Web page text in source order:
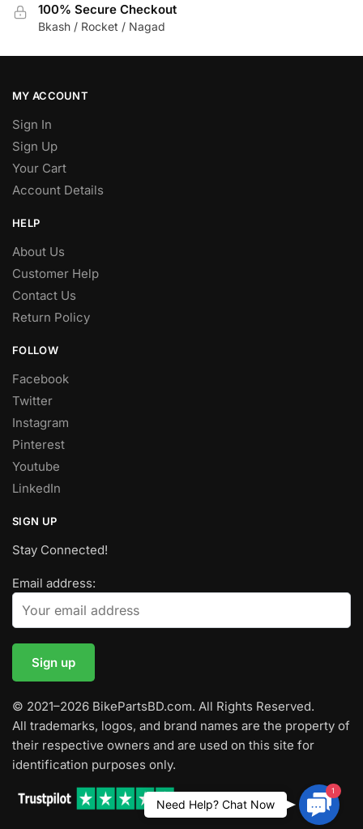
100% Secure Checkout
Bkash / Rocket / Nagad
MY ACCOUNT
Sign In
Sign Up
Your Cart
Account Details
HELP
About Us
Customer Help
Contact Us
Return Policy
FOLLOW
Facebook
Twitter
Instagram
Pinterest
Youtube
LinkedIn
SIGN UP
Stay Connected!
Email address:
© 2021–2026 BikePartsBD.com. All Rights Reserved.
All trademarks, logos, and brand names are the property of
their respective owners and are used on this site for
identification purposes only.
1
Need Help? Chat Now